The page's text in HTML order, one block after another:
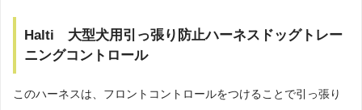
Halti 大型犬用引っ張り防止ハーネスドッグトレー
ニングコントロール
このハーネスは、フロントコントロールをつけることで引っ張り